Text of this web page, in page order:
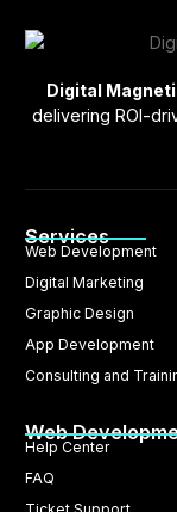
Digital
delivering ROI-
Services
Web Development
Digital Marketing
Graphic Design
App Development
Consulting and
Web
Help Center
FAQ